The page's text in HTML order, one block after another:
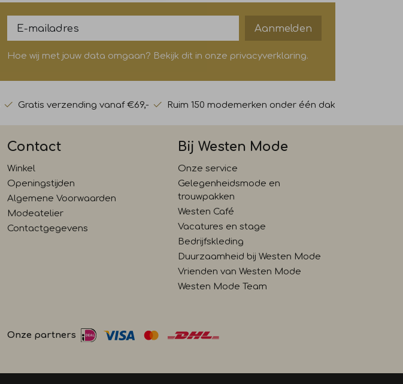
Aanmelden
Hoe wij met jouw data omgaan? Bekijk dit in onze privacyverklaring.
Gratis verzending vanaf €69,- Ruim 150 modemerken onder één dak
Contact
Winkel
Openingstijden
Algemene Voorwaarden
Modeatelier
Contactgegevens
Bij Westen Mode
Onze service
Gelegenheidsmode en
trouwpakken
Westen Café
Vacatures en stage
Bedrijfskleding
Duurzaamheid bij Westen Mode
Vrienden van Westen Mode
Westen Mode Team
Onze partners